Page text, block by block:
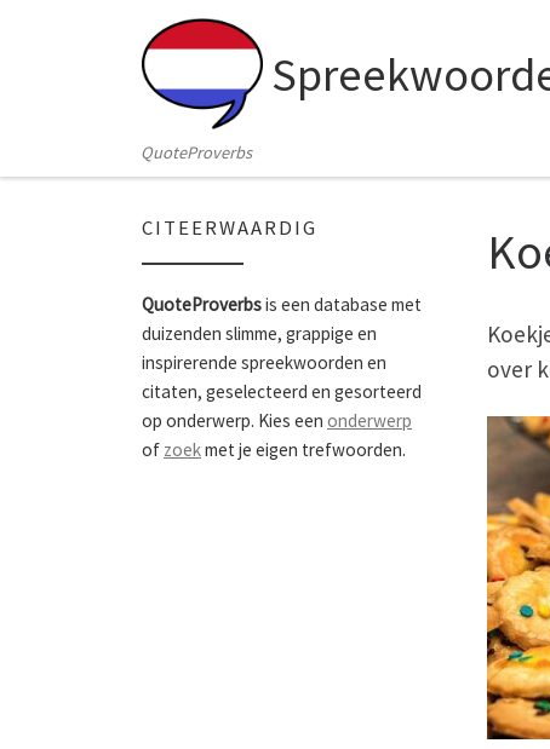
Skip to content
QuoteProverbs
over
CITEERWAARDIG
QuoteProverbsis een database met
duizenden slimme, grappige en
inspirerende spreekwoorden en
citaten, geselecteerd en gesorteerd
op onderwerp. Kies een onderwerp
of zoekmet je eigen trefwoorden.